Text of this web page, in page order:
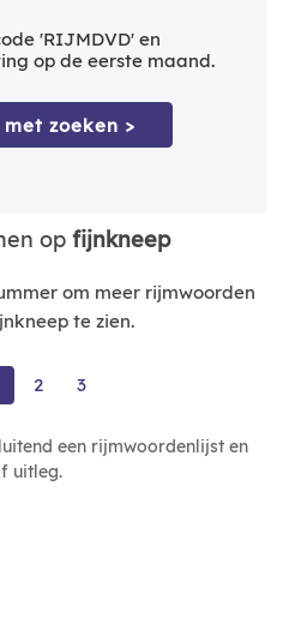
'RIJMDVD' en
op de eerste maand.
zoeken >
op fijnkneep
om meer rijmwoorden
te zien.
2 3
een rijmwoordenlijst en
uitleg.